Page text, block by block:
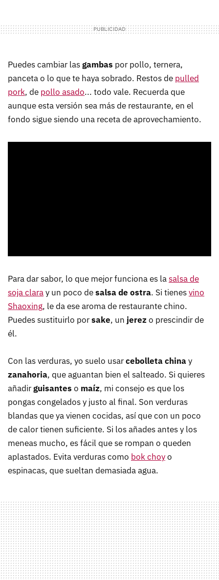
Puedes cambiar lasgambas por pollo, ternera,
panceta o lo que te haya sobrado. Restos de pulled
pork, de pollo asado... todo vale. Recuerda que
aunque esta versión sea más de restaurante, en el
fondo sigue siendo una receta de aprovechamiento.
Para dar sabor, lo que mejor funciona es lasalsa de
soja claray un poco desalsa de ostra. Si tienesvino
Shaoxing, le da ese aroma de restaurante chino.
Puedes sustituirlo porsake, un jerezo prescindir de
él.
Con las verduras, yo suelo usarcebolleta chinay
zanahoria, que aguantan bien el salteado. Si quieres
añadirguisantes o maíz, mi consejo es que los
pongas congelados y justo al final. Son verduras
blandas que ya vienen cocidas, así que con un poco
de calor tienen suficiente. Si los añades antes y los
meneas mucho, es fácil que se rompan o queden
aplastados. Evita verduras como bok choyo
espinacas, que sueltan demasiada agua.